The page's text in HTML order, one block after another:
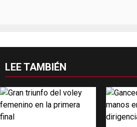
LEE TAMBIÉN